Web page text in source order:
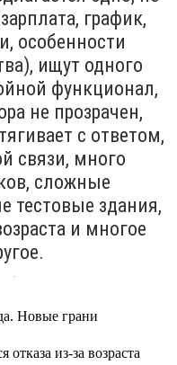
график,
особенности
ищут одного
функционал,
не прозрачен,
с ответом,
связи, много
сложные
тестовые здания,
и многое
.
отказа из-за возраста